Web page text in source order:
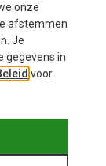
onze
afstemmen
Je
gegevens in
voor